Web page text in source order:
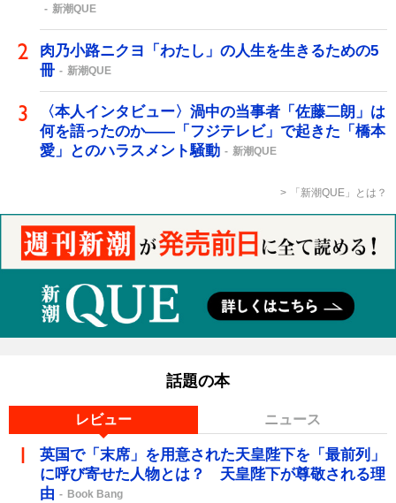
新潮QUE
肉乃小路ニクヨ「わたし」の人生を生きるための5
冊
新潮QUE
〈本人インタビュー〉渦中の当事者「佐藤二朗」は
何を語ったのか――「フジテレビ」で起きた「橋本
愛」とのハラスメント騒動
新潮QUE
「新潮QUE」とは？
話題の本
レビュー ニュース
英国で「末席」を用意された天皇陛下を「最前列」
に呼び寄せた人物とは？ 天皇陛下が尊敬される理
由
Book Bang